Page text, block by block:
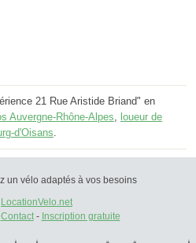
21 Rue Aristide Briand" en
Auvergne-Rhône-Alpes, loueur de
d'Oisans.
un vélo adaptés à vos besoins
LocationVelo.net
Contact- Inscription gratuite